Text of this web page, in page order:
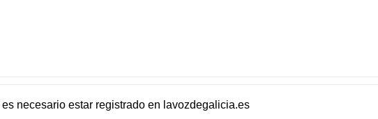
necesario estar registradoen lavozdegalicia.es